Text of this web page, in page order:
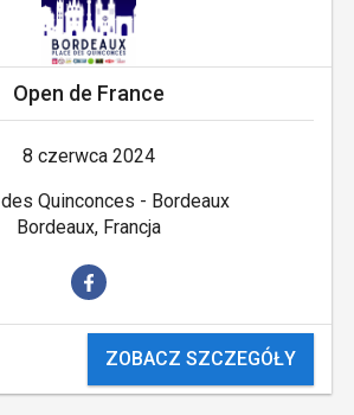
Open de France
8 czerwca 2024
Quinconces - Bordeaux
Bordeaux, Francja
ZOBACZ SZCZEGÓŁY